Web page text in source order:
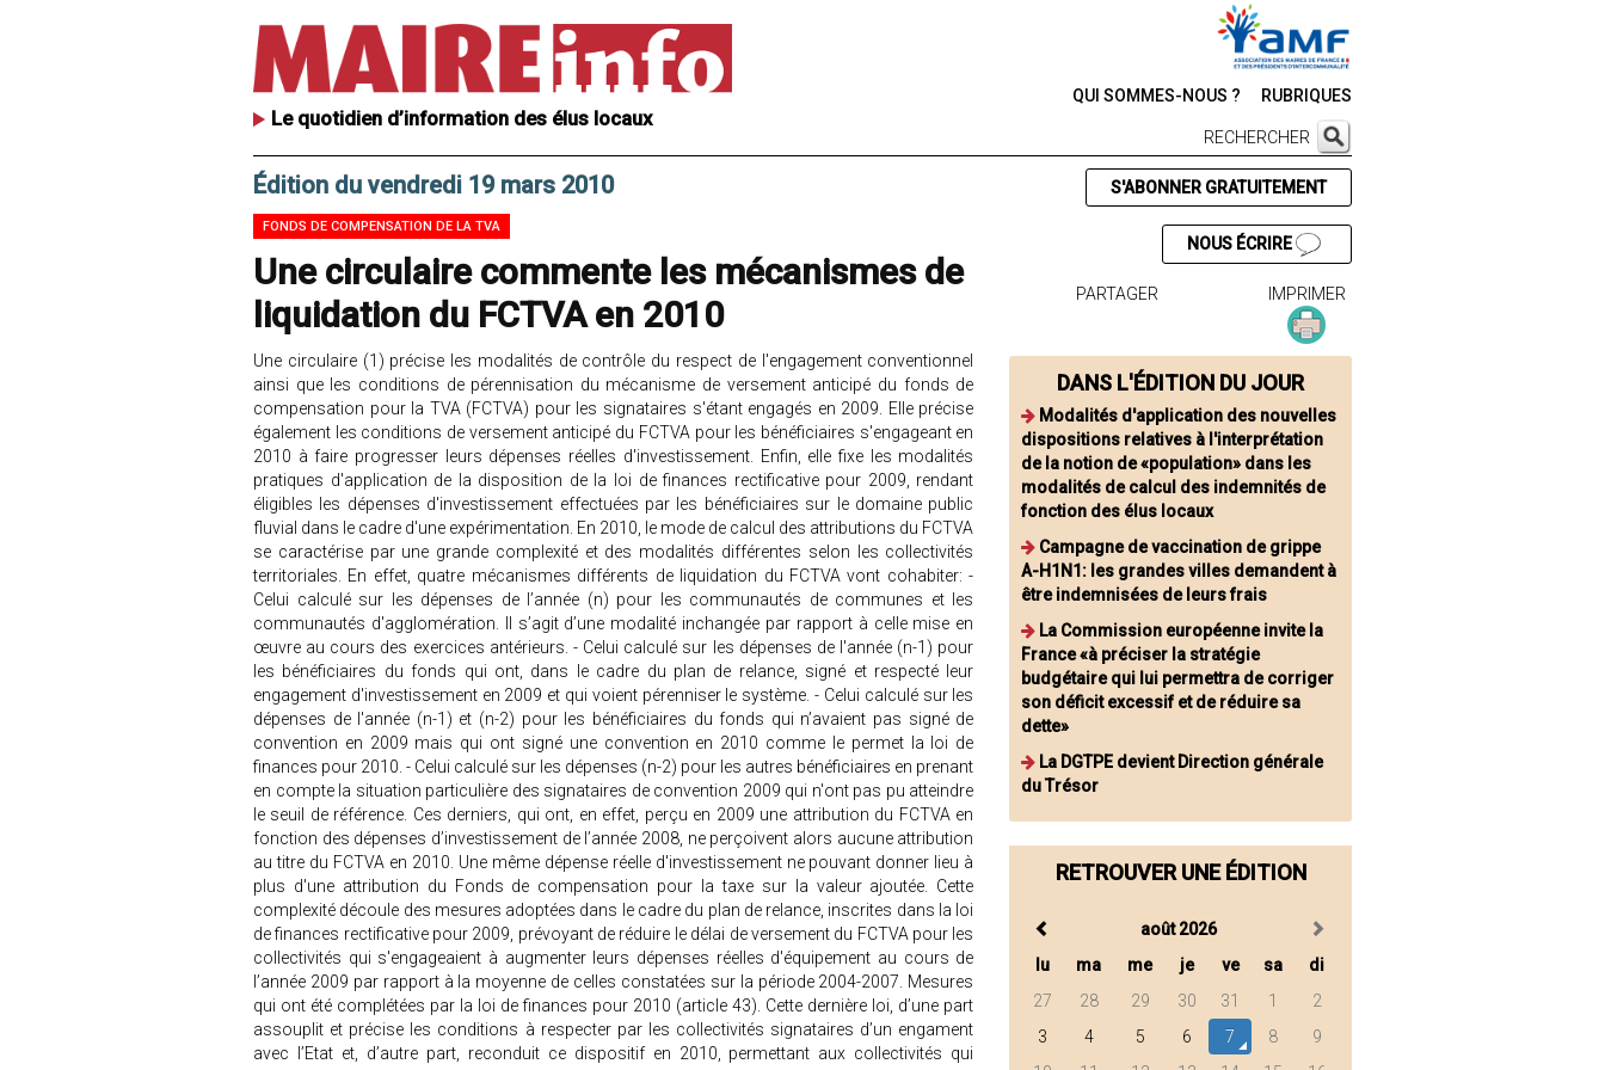
Le quotidien d’information des élus locaux
QUI SOMMES-NOUS ? RUBRIQUES
RECHERCHER
Édition du vendredi 19 mars 2010
FONDS DE COMPENSATION DE LA TVA
Une circulaire commente les mécanismes de
liquidation du FCTVA en 2010
Une circulaire (1) précise les modalités de contrôle du respect de l'engagement conventionnel
ainsi que les conditions de pérennisation du mécanisme de versement anticipé du fonds de
compensation pour la TVA (FCTVA) pour les signataires s'étant engagés en 2009. Elle précise
également les conditions de versement anticipé du FCTVA pour les bénéficiaires s'engageant en
2010 à faire progresser leurs dépenses réelles d'investissement. Enfin, elle fixe les modalités
pratiques d'application de la disposition de la loi de finances rectificative pour 2009, rendant
éligibles les dépenses d'investissement effectuées par les bénéficiaires sur le domaine public
fluvial dans le cadre d'une expérimentation. En 2010, le mode de calcul des attributions du FCTVA
se caractérise par une grande complexité et des modalités différentes selon les collectivités
territoriales. En effet, quatre mécanismes différents de liquidation du FCTVA vont cohabiter: -
Celui calculé sur les dépenses de l’année (n) pour les communautés de communes et les
communautés d'agglomération. Il s’agit d’une modalité inchangée par rapport à celle mise en
œuvre au cours des exercices antérieurs. - Celui calculé sur les dépenses de l'année (n-1) pour
les bénéficiaires du fonds qui ont, dans le cadre du plan de relance, signé et respecté leur
engagement d'investissement en 2009 et qui voient pérenniser le système. - Celui calculé sur les
dépenses de l'année (n-1) et (n-2) pour les bénéficiaires du fonds qui n’avaient pas signé de
convention en 2009 mais qui ont signé une convention en 2010 comme le permet la loi de
finances pour 2010. - Celui calculé sur les dépenses (n-2) pour les autres bénéficiaires en prenant
en compte la situation particulière des signataires de convention 2009 qui n'ont pas pu atteindre
le seuil de référence. Ces derniers, qui ont, en effet, perçu en 2009 une attribution du FCTVA en
fonction des dépenses d’investissement de l’année 2008, ne perçoivent alors aucune attribution
au titre du FCTVA en 2010. Une même dépense réelle d'investissement ne pouvant donner lieu à
plus d'une attribution du Fonds de compensation pour la taxe sur la valeur ajoutée. Cette
complexité découle des mesures adoptées dans le cadre du plan de relance, inscrites dans la loi
de finances rectificative pour 2009, prévoyant de réduire le délai de versement du FCTVA pour les
collectivités qui s'engageaient à augmenter leurs dépenses réelles d'équipement au cours de
l’année 2009 par rapport à la moyenne de celles constatées sur la période 2004-2007. Mesures
qui ont été complétées par la loi de finances pour 2010 (article 43). Cette dernière loi, d’une part
assouplit et précise les conditions à respecter par les collectivités signataires d’un engament
avec l’Etat et, d’autre part, reconduit ce dispositif en 2010, permettant aux collectivités qui
S'ABONNER GRATUITEMENT
NOUS ÉCRIRE
PARTAGER IMPRIMER
DANS L'ÉDITION DU JOUR
Modalités d'application des nouvelles
dispositions relatives à l'interprétation
de la notion de «population» dans les
modalités de calcul des indemnités de
fonction des élus locaux
Campagne de vaccination de grippe
A-H1N1: les grandes villes demandent à
être indemnisées de leurs frais
La Commission européenne invite la
France «à préciser la stratégie
budgétaire qui lui permettra de corriger
son déficit excessif et de réduire sa
dette»
La DGTPE devient Direction générale
du Trésor
RETROUVER UNE ÉDITION
août 2026
lu
ma me je ve sa
di
27
28 29 30 31 1
2
3
4 5 6 7 8
9